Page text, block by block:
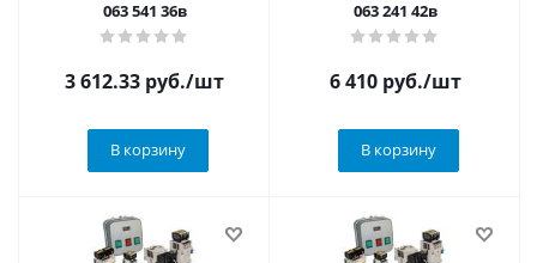
063 541 36в
3 612.33 руб./шт
В корзину
063 241 42в
6 410руб./шт
В корзину